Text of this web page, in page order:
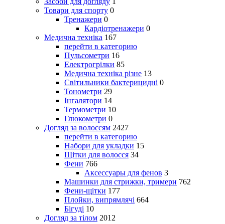
Товари для спорту 0
Тренажери 0
Кардіотренажери 0
Медична техніка 167
перейти в категорию
Пульсометри 16
Електрогрілки 85
Медична техніка різне 13
Світильники бактерицидні 0
Тонометри 29
Інгалятори 14
Термометри 10
Глюкометри 0
Догляд за волоссям 2427
перейти в категорию
Набори для укладки 15
Щітки для волосся 34
Фени 766
Аксессуары для фенов 3
Машинки для стрижки, тримери 762
Фени-щітки 177
Плойки, випрямлячі 664
Бігуді 10
Догляд за тілом 2012